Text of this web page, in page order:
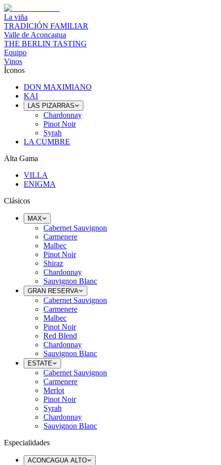
La viña
TRADICIÓN FAMILIAR
Valle de Aconcagua
THE BERLIN TASTING
Equipo
Vinos
Íconos
DON MAXIMIANO
KAI
LAS PIZARRAS
Chardonnay
Pinot Noir
Syrah
LA CUMBRE
Alta Gama
VILLA
ENIGMA
Clásicos
MAX
Cabernet Sauvignon
Carmenere
Malbec
Pinot Noir
Shiraz
Chardonnay
Sauvignon Blanc
GRAN RESERVA
Cabernet Sauvignon
Carmenere
Malbec
Pinot Noir
Red Blend
Chardonnay
Sauvignon Blanc
ESTATE
Cabernet Sauvignon
Carmenere
Merlot
Pinot Noir
Syrah
Chardonnay
Sauvignon Blanc
Especialidades
ACONCAGUA ALTO